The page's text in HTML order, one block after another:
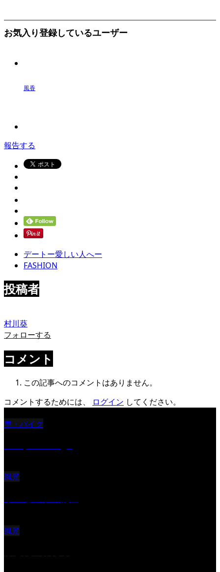
お気入り登録しているユーザー
風香
報告する
デートー愛しい人へー
FASHION
投稿者
村川葵
フォローする
コメント
この記事へのコメントはありません。
コメントするためには、
ログイン してください。
車・バイク
風景
風景